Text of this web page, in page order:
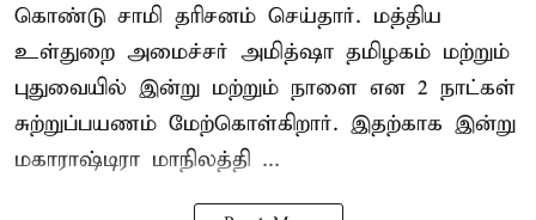
கொண்டு சாமி தரிசனம் செய்தார். மத்திய
உள்துறை அமைச்சர் அமித்ஷா தமிழகம் மற்றும்
புதுவையில் இன்று மற்றும் நாளை என 2 நாட்கள்
சுற்றுப்பயணம் மேற்கொள்கிறார். இதற்காக இன்று
மகாராஷ்டிரா மாநிலத்தி ...